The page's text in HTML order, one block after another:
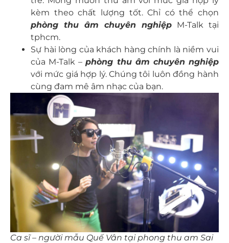
kèm theo chất lượng tốt. Chỉ có thể chọn
phòng thu âm chuyên nghiệp M-Talk tại
tphcm.
Sự hài lòng của khách hàng chính là niềm vui
của M-Talk –phòng thu âm chuyên nghiệp
với mức giá hợp lý. Chúng tôi luôn đồng hành
cùng đam mê âm nhạc của bạn.
Ca sĩ – người mẫu Quế Vân tại phong thu am Sai